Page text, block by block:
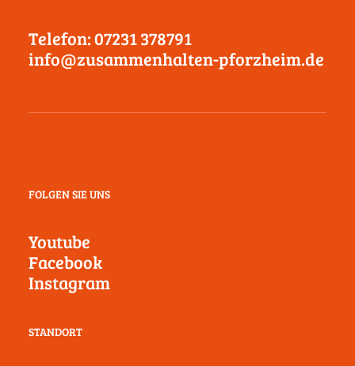
Telefon: 07231 378791
info@zusammenhalten-pforzheim.de
FOLGEN SIE UNS
Youtube
Facebook
Instagram
STANDORT